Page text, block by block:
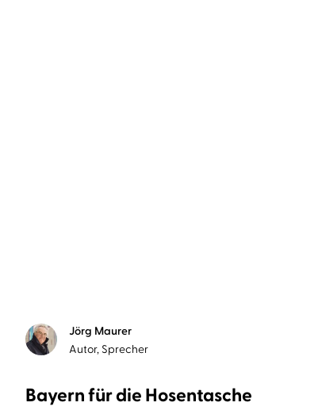
Jörg Maurer
Autor, Sprecher
Bayern für die Hosentasche